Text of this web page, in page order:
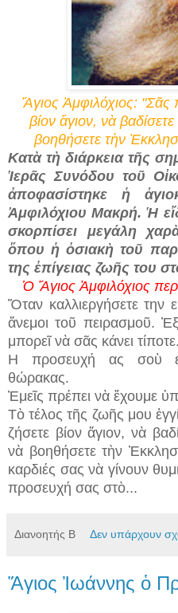
Ἅγιος Ἀμφιλόχιος: "Σᾶς
βίον ἅγιον, νὰ
βοηθήσετε τὴν
Κατὰ τὴ διάρκεια τῆς
Ἱερᾶς Συνόδου τοῦ
ἀποφασίστηκε ἡ
Ἀμφιλόχιου Μακρή. Ἡ
σκορπίσει μεγάλη
ὅπου ἡ ὀσιακὴ τοῦ
της ἐπίγειας ζωῆς του
Ὁ Ἅγιος Ἀμφιλόχιος
Ὅταν καλλιεργήσετε την
ἄνεμοι τοῦ πειρασμοῦ.
μπορεῖ νὰ σᾶς κάνει τίποτε.
Η προσευχή ας σοὺ
θώρακας.
Ἐμεῖς πρέπει νὰ ἔχουμε
Τὸ τέλος τῆς ζωῆς μου
ζήσετε βίον ἅγιον, νὰ
νὰ βοηθήσετε τὴν
καρδιές σας νὰ γίνουν
προσευχή σας στὸ...
Διανοητής Β Δεν υπάρχουν
Ἅγιος Ἰωάννης ὁ